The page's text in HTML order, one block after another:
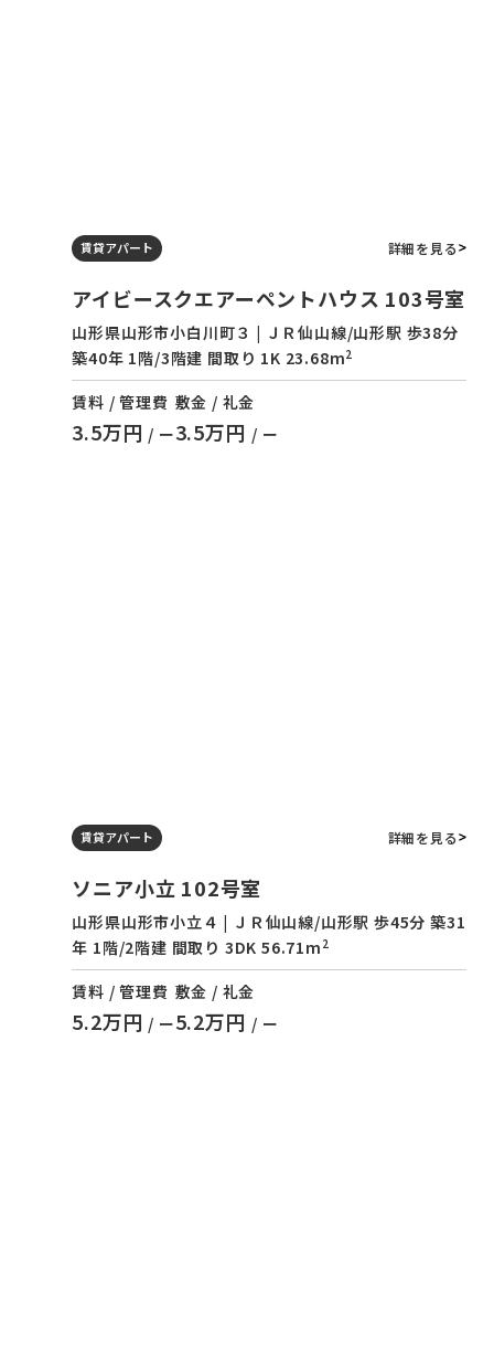
賃貸アパート 詳細を見る
アイビースクエアーペントハウス 103号室
山形県山形市小白川町３ | ＪＲ仙山線/山形駅 歩38分
築40年 1階/3階建 間取り 1K 23.68m2
賃料 / 管理費
3.5万円 / ー
敷金 / 礼金
3.5万円 / ー
賃貸アパート 詳細を見る
ソニア小立 102号室
山形県山形市小立４ | ＪＲ仙山線/山形駅 歩45分 築31
年 1階/2階建 間取り 3DK 56.71m 2
賃料 / 管理費
5.2万円 / ー
敷金 / 礼金
5.2万円 / ー